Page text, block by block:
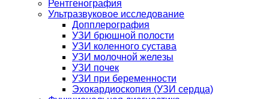
Рентгенография
Ультразвуковое исследование
Допплерография
УЗИ брюшной полости
УЗИ коленного сустава
УЗИ молочной железы
УЗИ почек
УЗИ при беременности
Эхокардиоскопия (УЗИ сердца)